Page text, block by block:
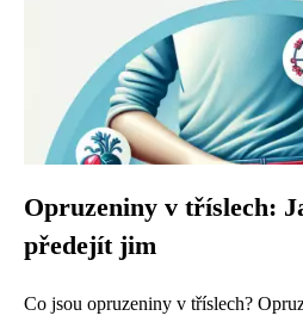
Opruzeniny v tříslech:
předejít jim
Co jsou opruzeniny v tříslech?